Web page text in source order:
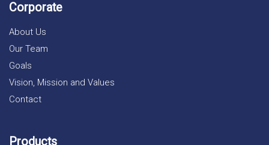
Corporate
About Us
Our Team
Goals
Vision, Mission and Values
Contact
Products